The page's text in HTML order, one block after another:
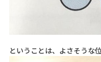
ということは、よさそうな